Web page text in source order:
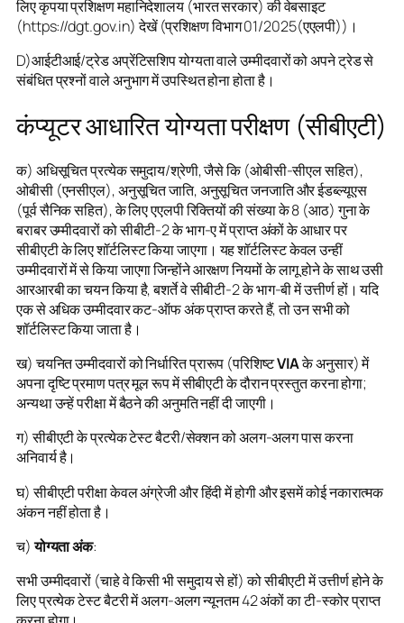
लिए कृपया प्रशिक्षण महानिदेशालय (भारत सरकार) की वेबसाइट
(https://dgt.gov.in) देखें (प्रशिक्षण विभाग 01/2025(एएलपी))।
D)आईटीआई/ट्रेड अप्रेंटिसशिप योग्यता वाले उम्मीदवारों को अपने ट्रेड से
संबंधित प्रश्नों वाले अनुभाग में उपस्थित होना होता है।
कंप्यूटर आधारित योग्यता परीक्षण (सीबीएटी)
क) अधिसूचित प्रत्येक समुदाय/श्रेणी, जैसे कि (ओबीसी-सीएल सहित),
ओबीसी (एनसीएल), अनुसूचित जाति, अनुसूचित जनजाति और ईडब्ल्यूएस
(पूर्व सैनिक सहित), के लिए एएलपी रिक्तियों की संख्या के 8 (आठ) गुना के
बराबर उम्मीदवारों को सीबीटी-2 के भाग-ए में प्राप्त अंकों के आधार पर
सीबीएटी के लिए शॉर्टलिस्ट किया जाएगा। यह शॉर्टलिस्ट केवल उन्हीं
उम्मीदवारों में से किया जाएगा जिन्होंने आरक्षण नियमों के लागू होने के साथ उसी
आरआरबी का चयन किया है, बशर्ते वे सीबीटी-2 के भाग-बी में उत्तीर्ण हों। यदि
एक से अधिक उम्मीदवार कट-ऑफ अंक प्राप्त करते हैं, तो उन सभी को
शॉर्टलिस्ट किया जाता है।
ख) चयनित उम्मीदवारों को निर्धारित प्रारूप (परिशिष्टVIAके अनुसार) में
अपना दृष्टि प्रमाण पत्र मूल रूप में सीबीएटी के दौरान प्रस्तुत करना होगा;
अन्यथा उन्हें परीक्षा में बैठने की अनुमति नहीं दी जाएगी।
ग) सीबीएटी के प्रत्येक टेस्ट बैटरी/सेक्शन को अलग-अलग पास करना
अनिवार्य है।
घ) सीबीएटी परीक्षा केवल अंग्रेजी और हिंदी में होगी और इसमें कोई नकारात्मक
अंकन नहीं होता है।
च)योग्यता अंक:
सभी उम्मीदवारों (चाहे वे किसी भी समुदाय से हों) को सीबीएटी में उत्तीर्ण होने के
लिए प्रत्येक टेस्ट बैटरी में अलग-अलग न्यूनतम 42 अंकों का टी-स्कोर प्राप्त